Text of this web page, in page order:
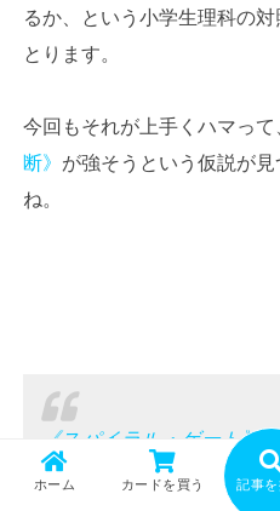
るか、という小学生理科の
とります。
今回もそれが上手くハマって
断》 が強そうという仮説が
ね。
《スパイラル・ゲート》
ホーム カードを買う 記事